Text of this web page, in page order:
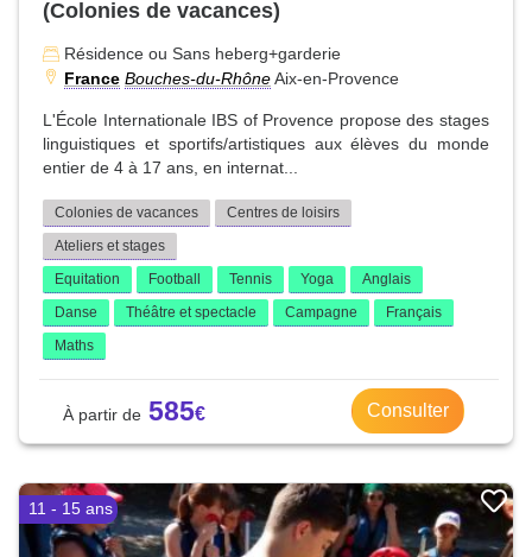
(Colonies de vacances)
Résidence ou Sans heberg+garderie
France Bouches-du-RhôneAix-en-Provence
L'École Internationale IBS of Provence propose des stages
linguistiques et sportifs/artistiques aux élèves du monde
entier de 4 à 17 ans, en internat...
Colonies de vacances
Centres de loisirs
Ateliers et stages
Equitation
Football Tennis Yoga
Anglais
Danse
Théâtre et spectacle Campagne
Français
Maths
585 Consulter
11 - 15 ans